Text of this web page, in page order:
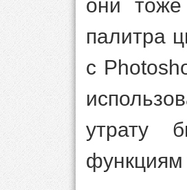
они
палитра
с
утрату
функциям